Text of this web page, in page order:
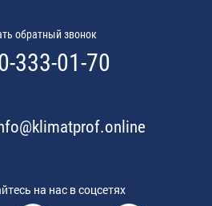
обратный звонок
333-01-70
на нас в соцсетях